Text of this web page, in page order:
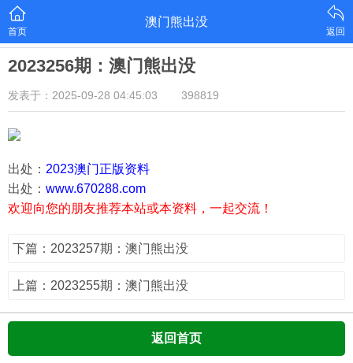
首页
澳门熊出没
返回
2023256期：澳门熊出没
发表于：2025-09-28 04:45:03 398819
出处： 2023澳门正版资料
出处： www.670288.com
欢迎向您的朋友推荐本站或本资料，一起交流！
下篇：2023257期：澳门熊出没
上篇：2023255期：澳门熊出没
返回首页